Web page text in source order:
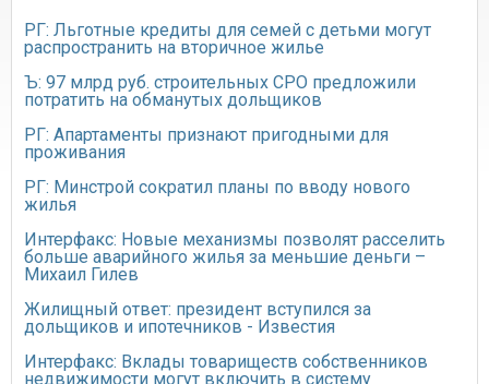
РГ: Льготные кредиты для семей с детьми могут
распространить на вторичное жилье
Ъ: 97 млрд руб. строительных СРО предложили
потратить на обманутых дольщиков
РГ: Апартаменты признают пригодными для
проживания
РГ: Минстрой сократил планы по вводу нового
жилья
Интерфакс: Новые механизмы позволят расселить
больше аварийного жилья за меньшие деньги –
Михаил Гилев
Жилищный ответ: президент вступился за
дольщиков и ипотечников - Известия
Интерфакс: Вклады товариществ собственников
недвижимости могут включить в систему